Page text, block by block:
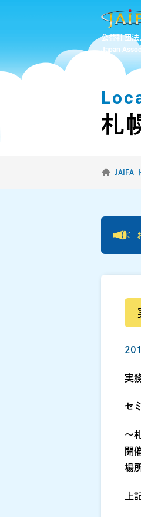
公益社団法
Japan
札
JAIFA
実
セ
～
開
場
上